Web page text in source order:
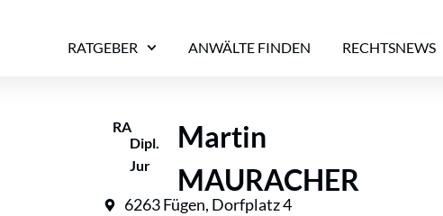
RATGEBER ANWÄLTE FINDEN RECHTSNEWS
RA
Dipl.
Jur
Martin
MAURACHER
6263 Fügen, Dorfplatz 4